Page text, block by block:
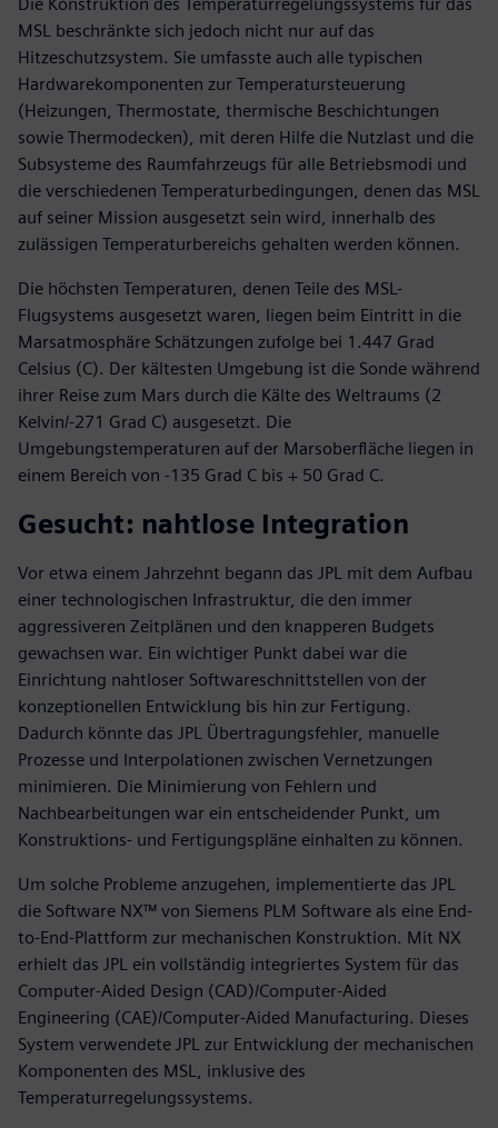
MSL beschränkte sich jedoch nicht nur auf das
Hitzeschutzsystem. Sie umfasste auch alle typischen
Hardwarekomponenten zur Temperatursteuerung
(Heizungen, Thermostate, thermische Beschichtungen
sowie Thermodecken), mit deren Hilfe die Nutzlast und die
Subsysteme des Raumfahrzeugs für alle Betriebsmodi und
die verschiedenen Temperaturbedingungen, denen das MSL
auf seiner Mission ausgesetzt sein wird, innerhalb des
zulässigen Temperaturbereichs gehalten werden können.
Die höchsten Temperaturen, denen Teile des MSL-
Flugsystems ausgesetzt waren, liegen beim Eintritt in die
Marsatmosphäre Schätzungen zufolge bei 1.447 Grad
Celsius (C). Der kältesten Umgebung ist die Sonde während
ihrer Reise zum Mars durch die Kälte des Weltraums (2
Kelvin/-271 Grad C) ausgesetzt. Die
Umgebungstemperaturen auf der Marsoberfläche liegen in
einem Bereich von -135 Grad C bis + 50 Grad C.
Gesucht: nahtlose Integration
Vor etwa einem Jahrzehnt begann das JPL mit dem Aufbau
einer technologischen Infrastruktur, die den immer
aggressiveren Zeitplänen und den knapperen Budgets
gewachsen war. Ein wichtiger Punkt dabei war die
Einrichtung nahtloser Softwareschnittstellen von der
konzeptionellen Entwicklung bis hin zur Fertigung.
Dadurch könnte das JPL Übertragungsfehler, manuelle
Prozesse und Interpolationen zwischen Vernetzungen
minimieren. Die Minimierung von Fehlern und
Nachbearbeitungen war ein entscheidender Punkt, um
Konstruktions- und Fertigungspläne einhalten zu können.
Um solche Probleme anzugehen, implementierte das JPL
die Software NX™ von Siemens PLM Software als eine End-
to-End-Plattform zur mechanischen Konstruktion. Mit NX
erhielt das JPL ein vollständig integriertes System für das
Computer-Aided Design (CAD)/Computer-Aided
Engineering (CAE)/Computer-Aided Manufacturing. Dieses
System verwendete JPL zur Entwicklung der mechanischen
Komponenten des MSL, inklusive des
Temperaturregelungssystems.